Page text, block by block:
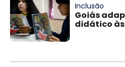
Inclusão
Goiás
didático